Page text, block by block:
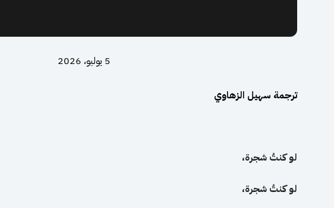
5 يوليو، 2026
ترجمة سهيل الزهاوي
لو كنتُ شجرة،
لو كنتُ شجرة،